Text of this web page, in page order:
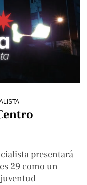
presentará
29 como un